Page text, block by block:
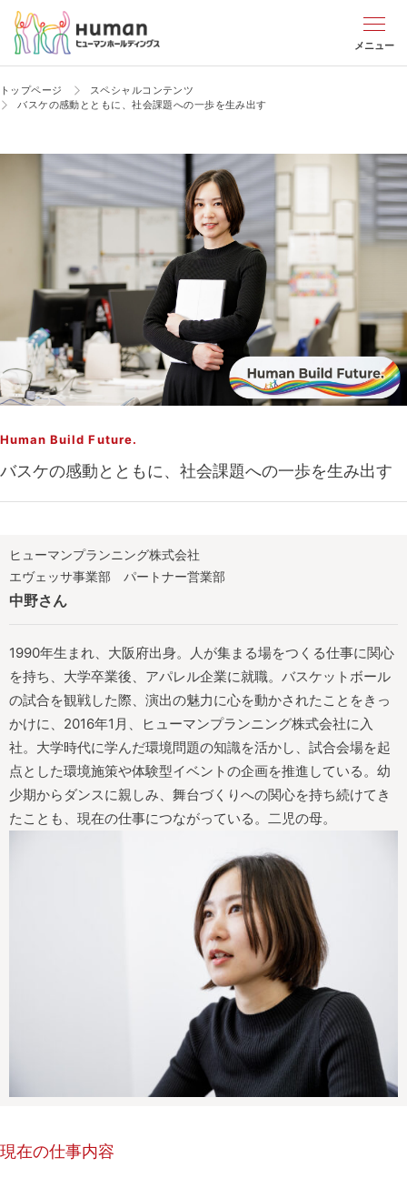
メニュー
トップページ
スペシャルコンテンツ
バスケの感動とともに、社会課題への一歩を生み出す
Human Build Future.​
バスケの感動とともに、社会課題への一歩を生み出す
ヒューマンプランニング株式会社
エヴェッサ事業部 パートナー営業部
中野さん
1990年生まれ、大阪府出身。人が集まる場をつくる仕事に関心
を持ち、大学卒業後、アパレル企業に就職。バスケットボール
の試合を観戦した際、演出の魅力に心を動かされたことをきっ
かけに、2016年1月、ヒューマンプランニング株式会社に入
社。大学時代に学んだ環境問題の知識を活かし、試合会場を起
点とした環境施策や体験型イベントの企画を推進している。幼
少期からダンスに親しみ、舞台づくりへの関心を持ち続けてき
たことも、現在の仕事につながっている。二児の母。
現在の仕事内容